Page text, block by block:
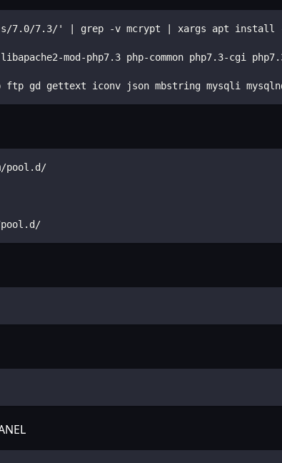
7.0/7.3/' | grep -v mcrypt | xargs apt install
mod-php7.3 php-common php7.3-cgi
gd gettext iconv json mbstring mysqli mysqlnd
pool.d/